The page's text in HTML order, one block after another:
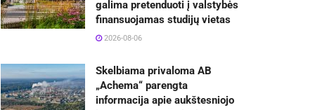
galima pretenduoti į valstybės
finansuojamas studijų vietas
2026-08-06
Skelbiama privaloma AB
„Achema“ parengta
informacija apie aukštesniojo